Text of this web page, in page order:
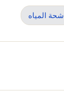
شحة المياه